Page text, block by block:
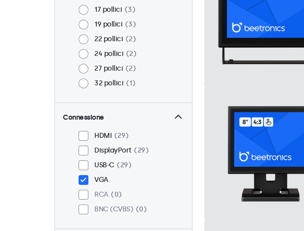
17 pollici
3
19 pollici
3
22 pollici
2
24 pollici
2
27 pollici
2
32 pollici
1
Connessione
HDMI
29
DisplayPort
29
USB-C
29
VGA
RCA
0
BNC (CVBS)
0